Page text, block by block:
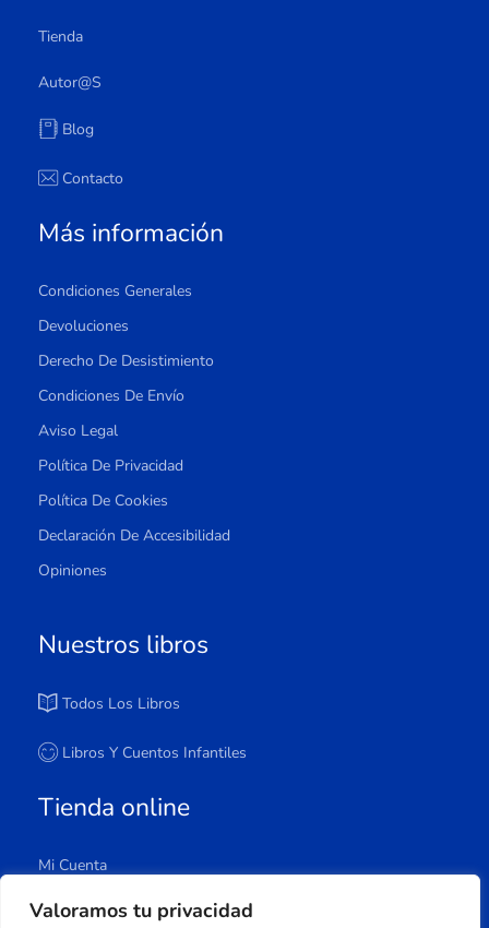
Valoramos tu privacidad
Tienda
Autor@s
Blog
Contacto
Más información
Condiciones Generales
Devoluciones
Derecho De Desistimiento
Condiciones De Envío
Aviso Legal
Política De Privacidad
Política De Cookies
Declaración De Accesibilidad
Opiniones
Nuestros libros
Todos Los Libros
Libros Y Cuentos Infantiles
Tienda online
Mi Cuenta
Carrito